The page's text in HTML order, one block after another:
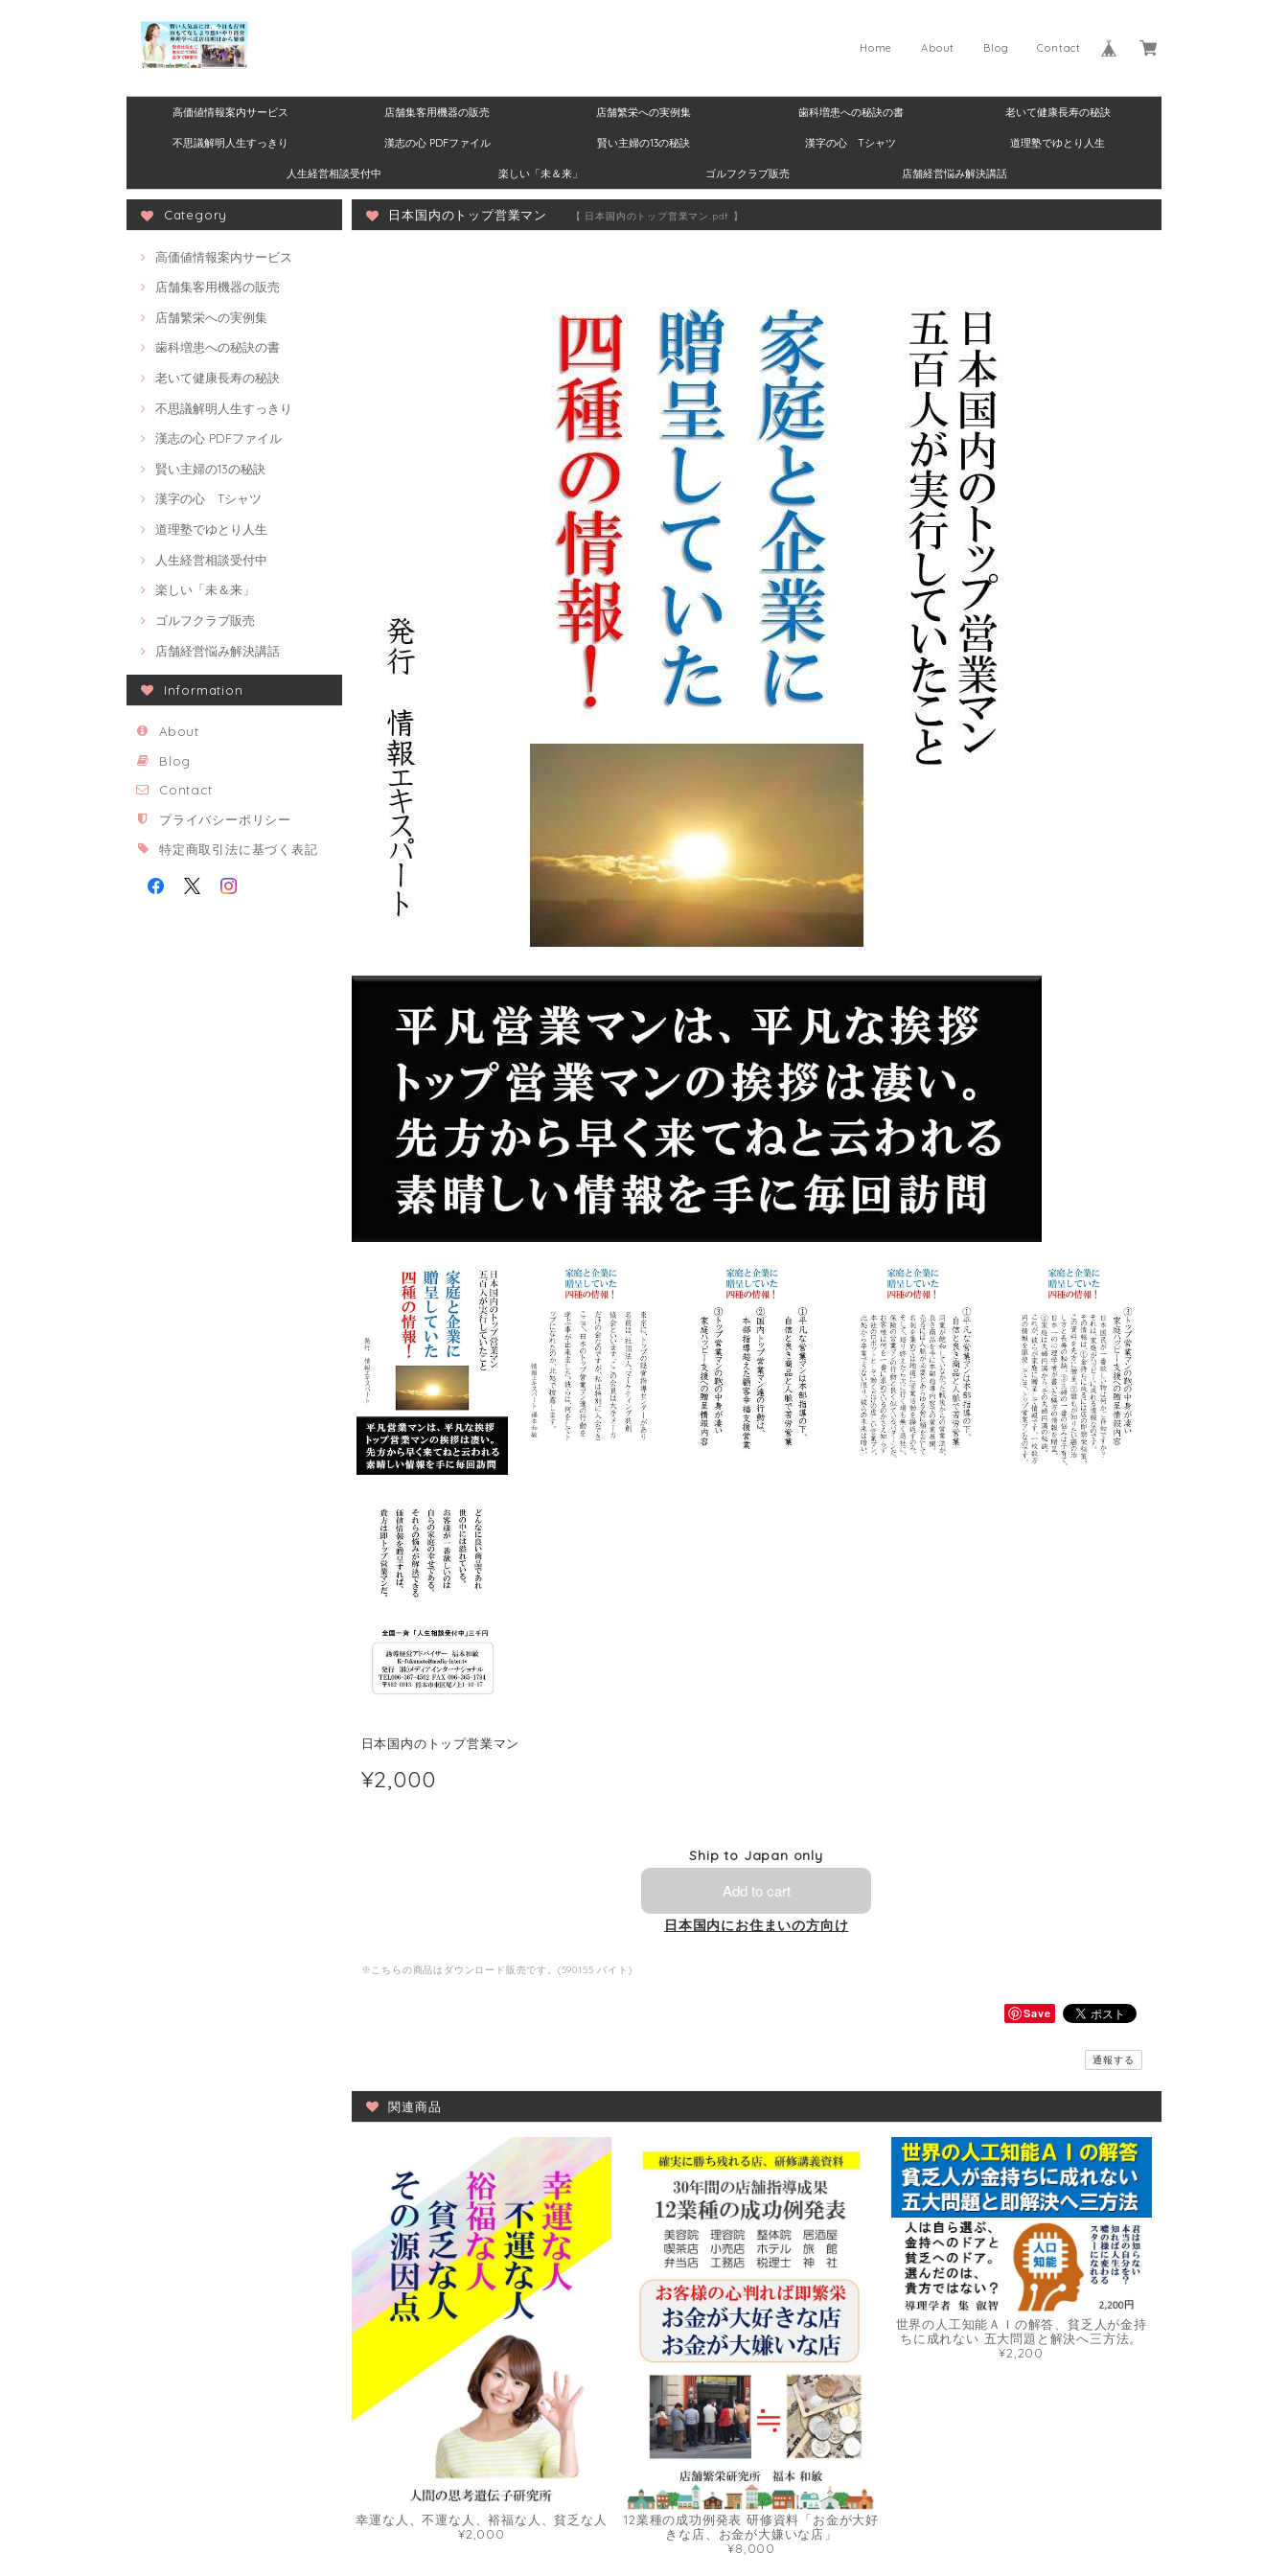
Contact
Blog
About
Home
高価値情報案内サービス 店舗集客用機器の販売 店舗繁栄への実例集 歯科増患への秘訣の書 老いて健康長寿の秘訣
不思議解明人生すっきり 漢志の心 PDFファイル 賢い主婦の13の秘訣 漢字の心 Tシャツ 道理塾でゆとり人生
人生経営相談受付中 楽しい「未＆来」 ゴルフクラブ販売 店舗経営悩み解決講話
Category
高価値情報案内サービス
店舗集客用機器の販売
店舗繁栄への実例集
歯科増患への秘訣の書
老いて健康長寿の秘訣
不思議解明人生すっきり
漢志の心 PDFファイル
賢い主婦の13の秘訣
漢字の心 Tシャツ
道理塾でゆとり人生
人生経営相談受付中
楽しい「未＆来」
ゴルフクラブ販売
店舗経営悩み解決講話
Information
About
Blog
Contact
プライバシーポリシー
特定商取引法に基づく表記
日本国内のトップ営業マン 【 日本国内のトップ営業マン.pdf 】
日本国内のトップ営業マン
¥2,000
Ship to Japan only
Add to cart
日本国内にお住まいの方向け
※こちらの商品はダウンロード販売です。(590155 バイト)
Save
通報する
関連商品
幸運な人、不運な人、裕福な人、貧乏な人
¥2,000
12業種の成功例発表 研修資料「お金が大好
きな店、お金が大嫌いな店」
¥8,000
世界の人工知能ＡＩの解答、貧乏人が金持
ちに成れない 五大問題と解決へ三方法。
¥2,200